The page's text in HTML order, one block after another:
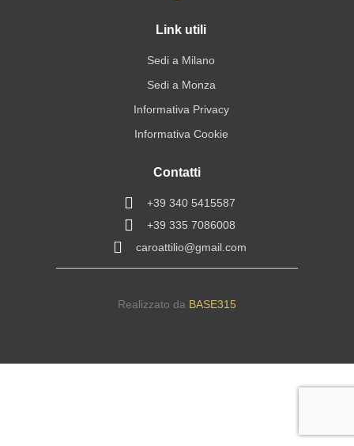
Link utili
Sedi a Milano
Sedi a Monza
Informativa Privacy
Informativa Cookie
Contatti
+39 340 5415587
+39 335 7086008
caroattilio@gmail.com
Realizzato da BASE315